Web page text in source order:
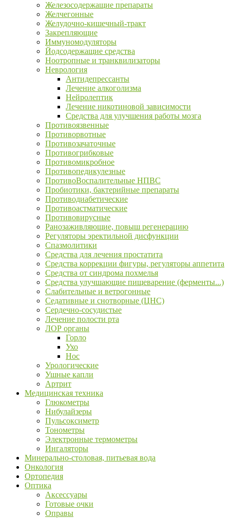
Железосодержащие препараты
Желчегонные
Желудочно-кишечный-тракт
Закрепляющие
Иммуномодуляторы
Йодсодержащие средства
Ноотропные и транквилизаторы
Неврология
Антидепрессанты
Лечение алкоголизма
Нейролептик
Лечение никотиновой зависимости
Средства для улучшения работы мозга
Противоязвенные
Противорвотные
Противозачаточные
Противогрибковые
Противомикробное
Противопедикулезные
ПротивоВоспалительные НПВС
Пробиотики, бактерийные препараты
Противодиабетические
Противоастматические
Противовирусные
Ранозаживляющие, повыш регенерацию
Регуляторы эректильной дисфункции
Спазмолитики
Средства для лечения простатита
Средства коррекции фигуры, регуляторы аппетита
Средства от синдрома похмелья
Средства улучшающие пищеварение (ферменты...)
Слабительные и ветрогонные
Седативные и снотворные (ЦНС)
Сердечно-сосудистые
Лечение полости рта
ЛОР органы
Горло
Ухо
Нос
Урологические
Ушные капли
Артрит
Медицинская техника
Глюкометры
Нибулайзеры
Пульсоксиметр
Тонометры
Электронные термометры
Ингаляторы
Минерально-столовая, питьевая вода
Онкология
Ортопедия
Оптика
Аксессуары
Готовые очки
Оправы